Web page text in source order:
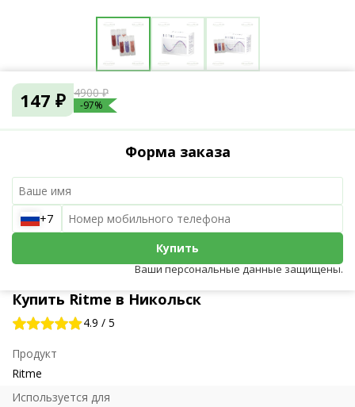
Купить Ritme в Никольск
4.9 / 5
Продукт
Ritme
Используется для
147 ₽ 4900 ₽
-97%
Форма заказа
+7
Купить
Ваши персональные данные защищены.